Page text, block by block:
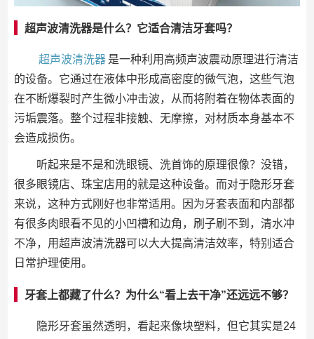
超声波清洗器是什么？它适合清洁牙套吗？
超声波清洗器 是一种利用高频声波震动原理进行清洁
的设备。它通过在液体中形成高密度的微气泡，这些气泡
在不断爆裂时产生微小冲击波，从而将附着在物体表面的
污垢震落。整个过程非接触、无摩擦，对材质本身基本不
会造成损伤。
听起来是不是和洗眼镜、洗首饰的原理很像？没错，
很多眼镜店、珠宝店用的就是这种设备。而对于隐形牙套
来说，这种方式刚好也非常适用。因为牙套表面和内部都
有很多肉眼看不见的小凹槽和边角，刷子刷不到，清水冲
不净，用超声波清洗器可以大大提高清洁效率，特别适合
日常护理使用。
牙套上都藏了什么？为什么“看上去干净”还远远不够？
隐形牙套虽然透明，看起来像块塑料，但它其实是24